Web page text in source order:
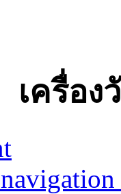
เครื่อ